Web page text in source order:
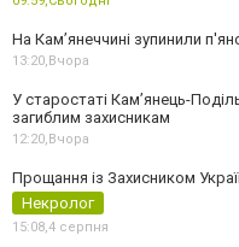
На Камʼянеччині зупинили
13:20,Вчора
У старостаті Кам’янець-
загиблим захисникам
12:20,Вчора
Прощання із Захисником
Некролог
15:08,4 серпня